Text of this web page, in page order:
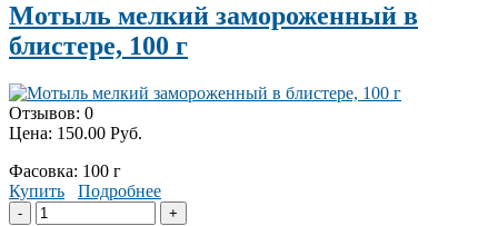
Мотыль мелкий замороженный в
блистере, 100 г
Отзывов: 0
Цена: 150.00 Руб.
Фасовка: 100 г
Купить
Подробнее